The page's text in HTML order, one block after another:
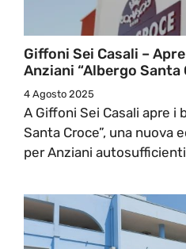
Giffoni Sei Casali –
Anziani “Albergo Santa
4 Agosto 2025
A Giffoni Sei Casali apre i
Santa Croce”, una nuova
per Anziani